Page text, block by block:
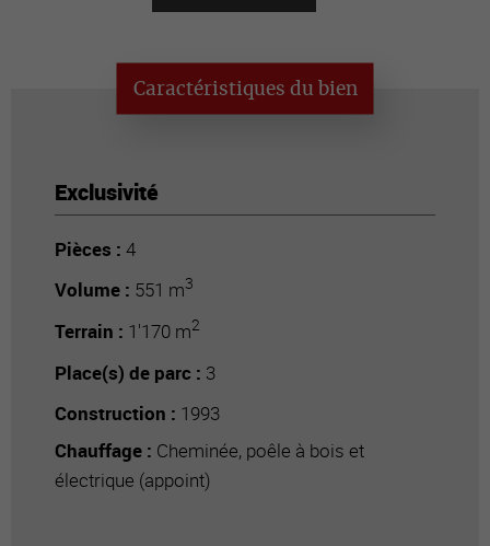
Caractéristiques du bien
Exclusivité
Pièces : 4
Volume : 551 m3
Terrain : 1'170 m2
Place(s) de parc : 3
Construction : 1993
Chauffage : Cheminée, poêle à bois et
électrique (appoint)